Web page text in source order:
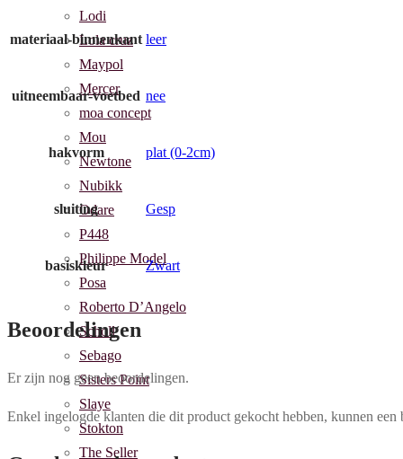
Lodi
Lola cruz
Maypol
Mercer
moa concept
Mou
Newtone
Nubikk
Odare
P448
Philippe Model
Posa
Roberto D’Angelo
Scholl
Sebago
Sisters Point
Slaye
Stokton
The Seller
materiaal-binnenkant leer
uitneembaar-voetbed nee
hakvorm plat (0-2cm)
sluiting Gesp
basiskleur Zwart
Beoordelingen
Er zijn nog geen beoordelingen.
Enkel ingelogde klanten die dit product gekocht hebben, kunnen een